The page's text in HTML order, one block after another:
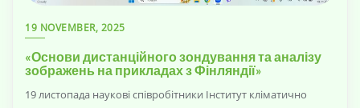
19 NOVEMBER, 2025
«Основи дистанційного зондування та аналізу
зображень на прикладах з Фінляндії»
19 листопада наукові співробітники Інститут кліматично